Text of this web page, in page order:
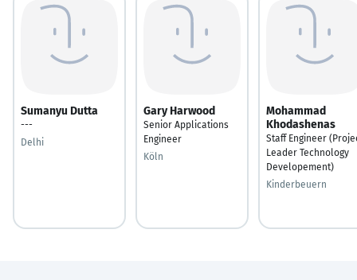
Sumanyu Dutta
---
Delhi
Gary Harwood
Senior Applications
Engineer
Köln
Mohammad
Khodashenas
Staff Engineer
Leader Technology
Developement)
Kinderbeuern